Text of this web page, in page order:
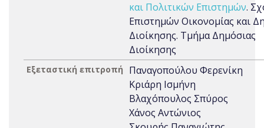
και Πολιτικών Επιστημών.
Επιστημών Οικονομίας και
Διοίκησης. Τμήμα Δημόσιας
Διοίκησης
Εξεταστική επιτροπή
Παναγοπούλου Φερενίκη
Κριάρη Ισμήνη
Βλαχόπουλος Σπύρος
Χάνος Αντώνιος